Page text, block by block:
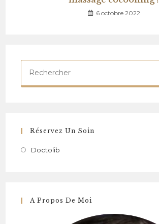
6 octobre 2022
Réservez Un Soin
Doctolib
A Propos De Moi